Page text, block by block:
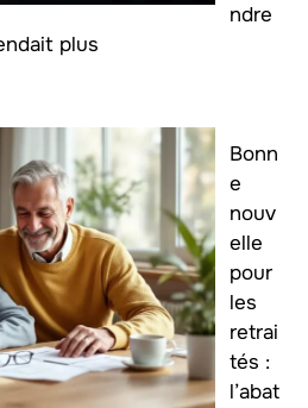
ndre
plus
Bonn
e
nouv
elle
pour
les
retrai
tés :
l’abat